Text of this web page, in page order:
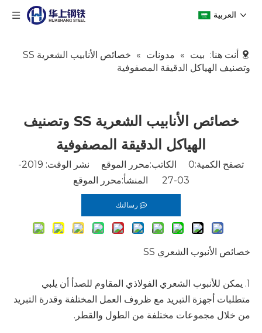
العربية
أنت هنا: بيت » مدونات »
خصائص الأنابيب الشعرية SS
وتصنيف الهياكل الدقيقة المصفوفية
خصائص الأنابيب الشعرية SS وتصنيف
الهياكل الدقيقة المصفوفية
تصفح الكمية:0
الكاتب:محرر الموقع نشر الوقت: 2019-
03-27 المنشأ:
محرر الموقع
رسالتك
خصائص الأنبوب الشعري SS
1. يمكن للأنبوب الشعري الفولاذي المقاوم للصدأ أن يلبي
متطلبات أجهزة التبريد مع ظروف العمل المختلفة وقدرة التبريد
من خلال مجموعات مختلفة من الطول والقطر.